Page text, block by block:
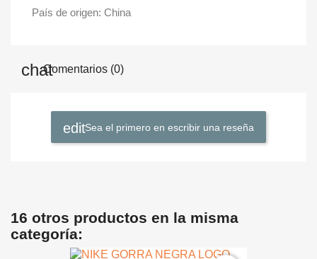
País de origen: China
Comentarios (0)
Sea el primero en escribir una reseña
16 otros productos en la misma
categoría: